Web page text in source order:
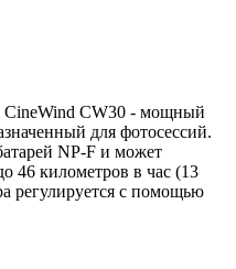
CineWind CW30 - мощный
для фотосессий.
NP-F и может
46 километров в час (13
регулируется с помощью